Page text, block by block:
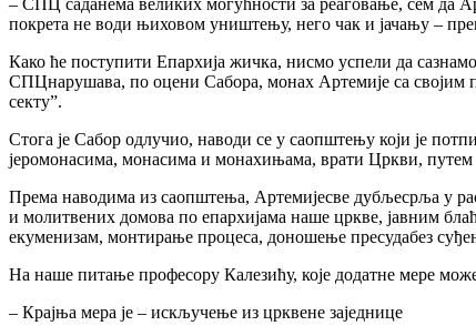
покрета не води њиховом уништењу, него чак и јачању –
Како ће поступити Епархија жичка, нисмо успели да
СПЦнарушава, по оцени Сабора, монах Артемије са својим
секту”.
Стога је Сабор одлучио, наводи се у саопштењу који је
јеромонасима, монасима и монахињама, врати Цркви, путем
Према наводима из саопштења, Артемијесве дубљесрља у
и молитвених домова по епархијама наше цркве, јавним
екуменизам, монтирање процеса, доношење пресудабез
На наше питање професору Калезићу, које додатне мере
– Крајња мера је – искључење из црквене заједнице